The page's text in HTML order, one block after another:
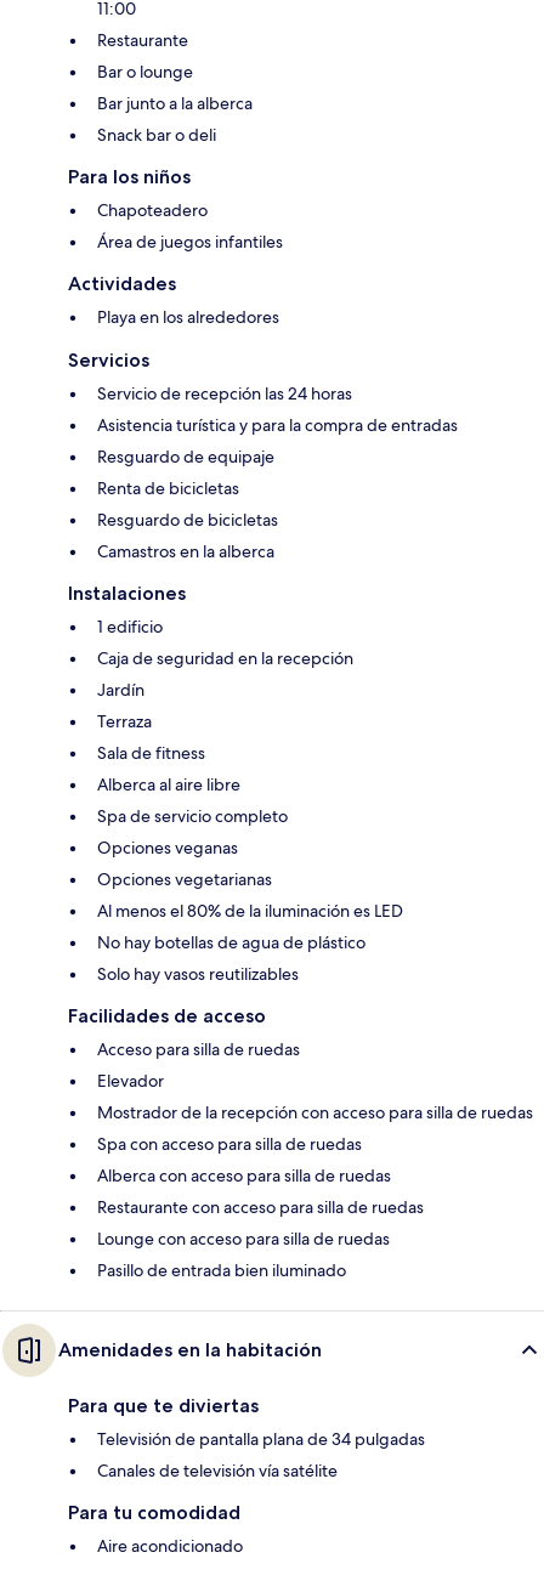
11:00
Restaurante
Bar o lounge
Bar junto a la alberca
Snack bar o deli
Para los niños
Chapoteadero
Área de juegos infantiles
Actividades
Playa en los alrededores
Servicios
Servicio de recepción las 24 horas
Asistencia turística y para la compra de entradas
Resguardo de equipaje
Renta de bicicletas
Resguardo de bicicletas
Camastros en la alberca
Instalaciones
1 edificio
Caja de seguridad en la recepción
Jardín
Terraza
Sala de fitness
Alberca al aire libre
Spa de servicio completo
Opciones veganas
Opciones vegetarianas
Al menos el 80% de la iluminación es LED
No hay botellas de agua de plástico
Solo hay vasos reutilizables
Facilidades de acceso
Acceso para silla de ruedas
Elevador
Mostrador de la recepción con acceso para silla de ruedas
Spa con acceso para silla de ruedas
Alberca con acceso para silla de ruedas
Restaurante con acceso para silla de ruedas
Lounge con acceso para silla de ruedas
Pasillo de entrada bien iluminado
Amenidades en la habitación
Para que te diviertas
Televisión de pantalla plana de 34 pulgadas
Canales de televisión vía satélite
Para tu comodidad
Aire acondicionado